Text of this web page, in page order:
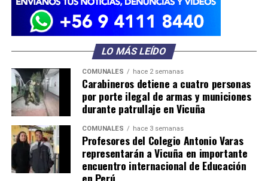
LO MÁS LEÍDO
COMUNALES hace 2 semanas
Carabineros detiene a cuatro personas
por porte ilegal de armas y municiones
durante patrullaje en Vicuña
COMUNALES hace 3 semanas
Profesores del Colegio Antonio Varas
representarán a Vicuña en importante
encuentro internacional de Educación